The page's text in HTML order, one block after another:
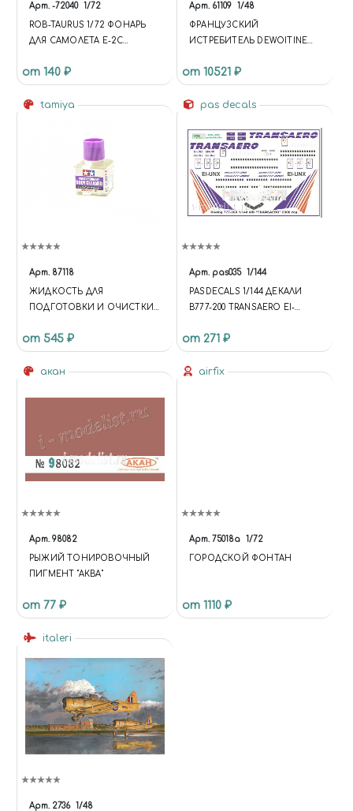
Арт. -72040 1/72
ROB-TAURUS 1/72 ФОНАРЬ
ДЛЯ САМОЛЕТА E-2C
от 140 ₽
Арт. 61109 1/48
ФРАНЦУЗСКИЙ
ИСТРЕБИТЕЛЬ DEWOITINE
ВОЕННЫЙ АВТОМОБИЛЬ
(1:48)
от 10521 ₽
tamiya
Арт. 87118
ЖИДКОСТЬ ДЛЯ
ПОДГОТОВКИ И ОЧИСТКИ
ПОЛИКАРБОНАТА, 40 МЛ.
от 545 ₽
pas decals
Арт. pas035 1/144
PASDECALS 1/144 ДЕКАЛИ
B777-200 TRANSAERO EI-
от 271 ₽
акан
Арт. 98082
РЫЖИЙ ТОНИРОВОЧНЫЙ
ПИГМЕНТ "АКВА"
от 77 ₽
airfix
Арт. 75018а 1/72
ГОРОДСКОЙ ФОНТАН
от 1110 ₽
italeri
Арт. 2736 1/48